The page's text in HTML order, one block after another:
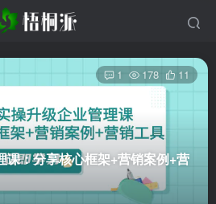
课：分享核心框架+营销案例+营
1 178 11